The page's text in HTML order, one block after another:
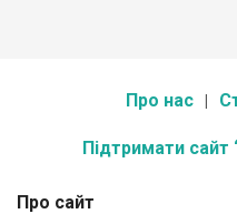
Про нас
Підтримати сайт
Про сайт